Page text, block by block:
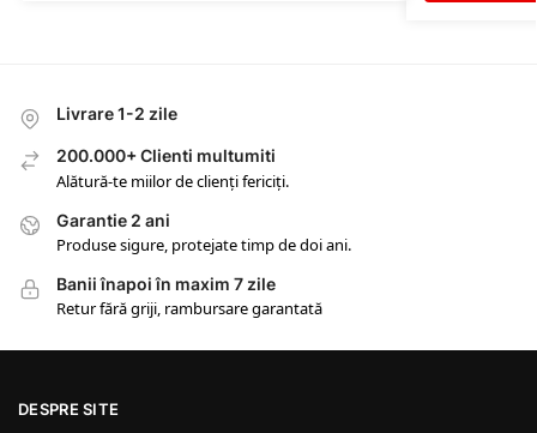
Livrare 1-2 zile
200.000+ Clienti multumiti
Alătură-te miilor de clienți fericiți.
Garantie 2 ani
Produse sigure, protejate timp de doi ani.
Banii înapoi în maxim 7 zile
Retur fără griji, rambursare garantată
DESPRE SITE